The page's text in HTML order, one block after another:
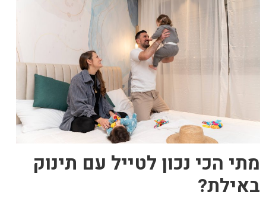
מתי הכי נכון לטייל עם תינוק
באילת?